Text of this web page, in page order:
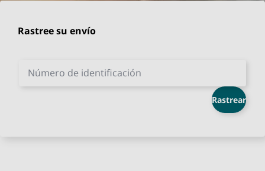
Rastree su envío
Número de identificación
Rastrear